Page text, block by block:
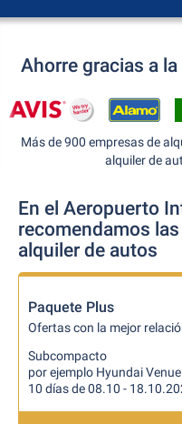
Ahorre gracias a
Más de 900 empresas de
alquiler de
En el Aeropuerto
recomendamos
alquiler de autos
Paquete Plus
Ofertas con la mejor
Subcompacto
por ejemplo Hyundai Venue
10 días de 08.10 -